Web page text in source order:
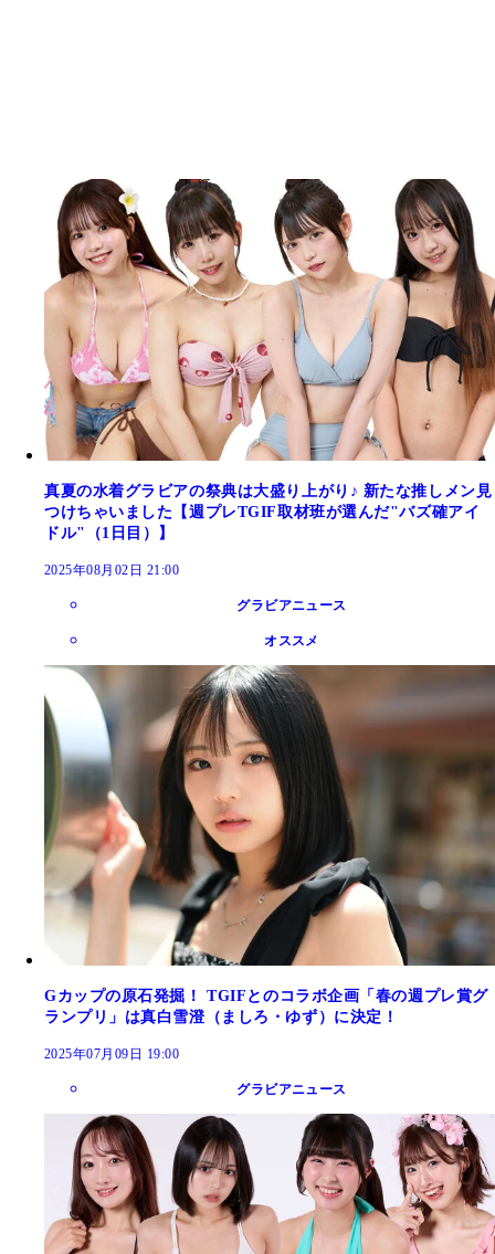
真夏の水着グラビアの祭典は大盛り上がり♪ 新たな推しメン見
つけちゃいました【週プレTGIF取材班が選んだ"バズ確アイ
ドル"（1日目）】
2025年08月02日 21:00
グラビアニュース
オススメ
Gカップの原石発掘！ TGIFとのコラボ企画「春の週プレ賞グ
ランプリ」は真白雪澄（ましろ・ゆず）に決定！
2025年07月09日 19:00
グラビアニュース